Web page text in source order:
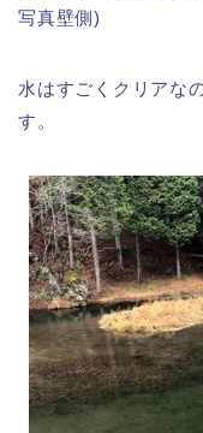
写真壁側)
水はすごくクリアな
す。